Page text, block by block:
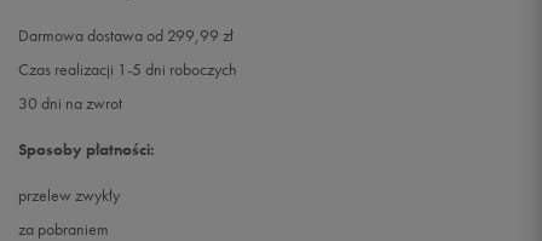
Darmowa dostawa od 299,99 zł
Czas realizacji 1-5 dni roboczych
30 dni na zwrot
Sposoby płatności:
przelew zwykły
za pobraniem